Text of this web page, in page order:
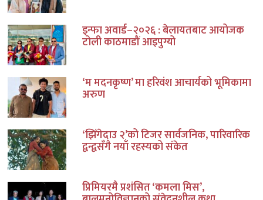
इन्फा अवार्ड–२०२६ : बेलायतबाट आयोजक
टोली काठमाडौं आइपुग्यो
‘म मदनकृष्ण’ मा हरिवंश आचार्यको भूमिकामा
अरुण
‘झिँगेदाउ २’को टिजर सार्वजनिक, पारिवारिक
द्वन्द्वसँगै नयाँ रहस्यको संकेत
प्रिमियरमै प्रशंसित ‘कमला मिस’,